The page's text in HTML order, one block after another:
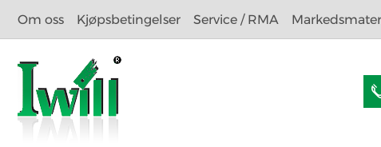
Om oss Kjøpsbetingelser Service / RMA